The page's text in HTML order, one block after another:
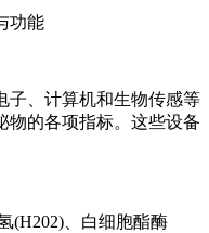
功能
子、计算机和生物传感等
物的各项指标。这些设备
(H202)、白细胞酯酶